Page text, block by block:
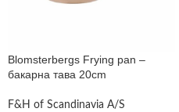
Blomsterbergs Frying pan –
бакарна тава 20cm
F&H of Scandinavia A/S